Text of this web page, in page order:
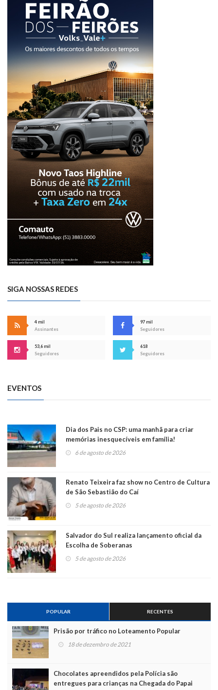
SIGA NOSSAS REDES
4 mil
Assinantes
97 mil
Seguidores
53,6 mil
Seguidores
618
Seguidores
EVENTOS
Dia dos Pais no CSP: uma manhã para criar
memórias inesquecíveis em família!
6 de agosto de 2026
Renato Teixeira faz show no Centro de Cultura
de São Sebastião do Caí
5 de agosto de 2026
Salvador do Sul realiza lançamento oficial da
Escolha de Soberanas
5 de agosto de 2026
POPULAR RECENTES
Prisão por tráfico no Loteamento Popular
18 de dezembro de 2021
Chocolates apreendidos pela Polícia são
entregues para crianças na Chegada do Papai